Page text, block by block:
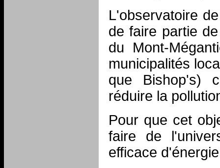
L'observatoire
de faire partie
du Mont-
municipalités
que Bishop's)
réduire la
Pour que cet
faire de
efficace